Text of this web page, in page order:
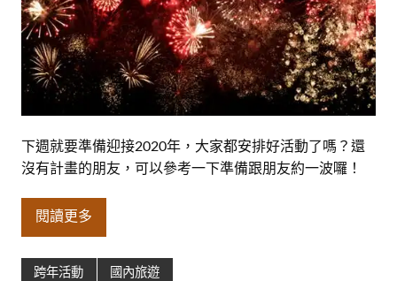
下週就要準備迎接2020年，大家都安排好活動了嗎？還
沒有計畫的朋友，可以參考一下準備跟朋友約一波囉！
閱讀更多
跨年活動 國內旅遊